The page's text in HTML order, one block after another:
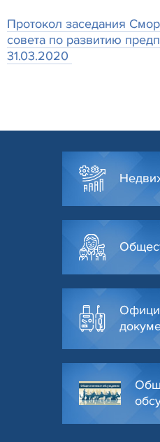
Протокол заседания
совета по развитию
31.03.2020